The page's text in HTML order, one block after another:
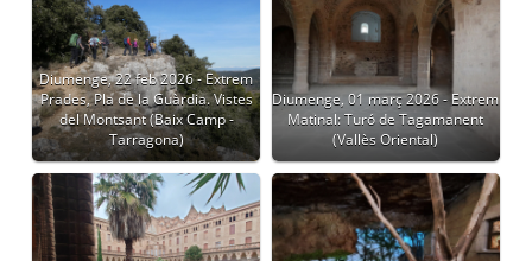
Diumenge, 22 feb 2026 - Extrem
Prades, Pla de la Guàrdia. Vistes
del Montsant (Baix Camp -
Tarragona)
Diumenge, 01 març 2026 - Extrem
Matinal: Turó de Tagamanent
(Vallès Oriental)